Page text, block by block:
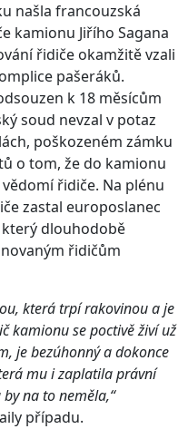
našla francouzská
kamionu Jiřího Sagana
řidiče okamžitě vzali
pašeráků.
k 18 měsícům
soud nevzal v potaz
poškozeném zámku
o tom, že do kamionu
řidiče. Na plénu
zastal europoslanec
který dlouhodobě
řidičům
která trpí rakovinou a je
kamionu se poctivě živí už
je bezúhonný a dokonce
mu i zaplatila právní
na to neměla,“
případu.